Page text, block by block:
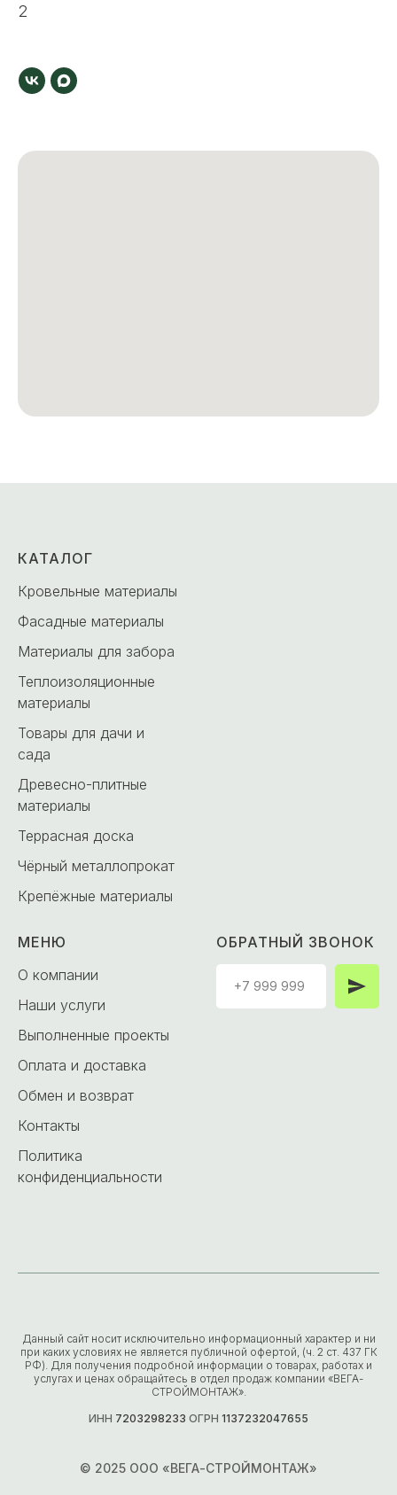
2
КАТАЛОГ
Кровельные материалы
Фасадные материалы
Материалы для забора
Теплоизоляционные
материалы
Товары для дачи и
сада
Древесно-плитные
материалы
Террасная доска
Чёрный металлопрокат
Крепёжные материалы
МЕНЮ
О компании
Наши услуги
Выполненные проекты
Оплата и доставка
Обмен и возврат
Контакты
Политика
конфиденциальности
ОБРАТНЫЙ ЗВОНОК
Данный сайт носит исключительно информационный характер и ни
при каких условиях не является публичной офертой, (ч. 2 ст. 437 ГК
РФ). Для получения подробной информации о товарах, работах и
услугах и ценах обращайтесь в отдел продаж компании «ВЕГА-
СТРОЙМОНТАЖ».
ИНН 7203298233 ОГРН 1137232047655
© 2025 ООО «ВЕГА-СТРОЙМОНТАЖ»